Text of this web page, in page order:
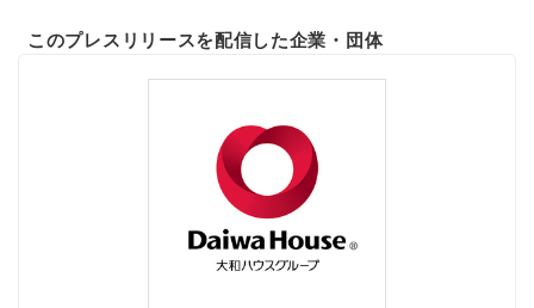
このプレスリリースを配信した企業・団体